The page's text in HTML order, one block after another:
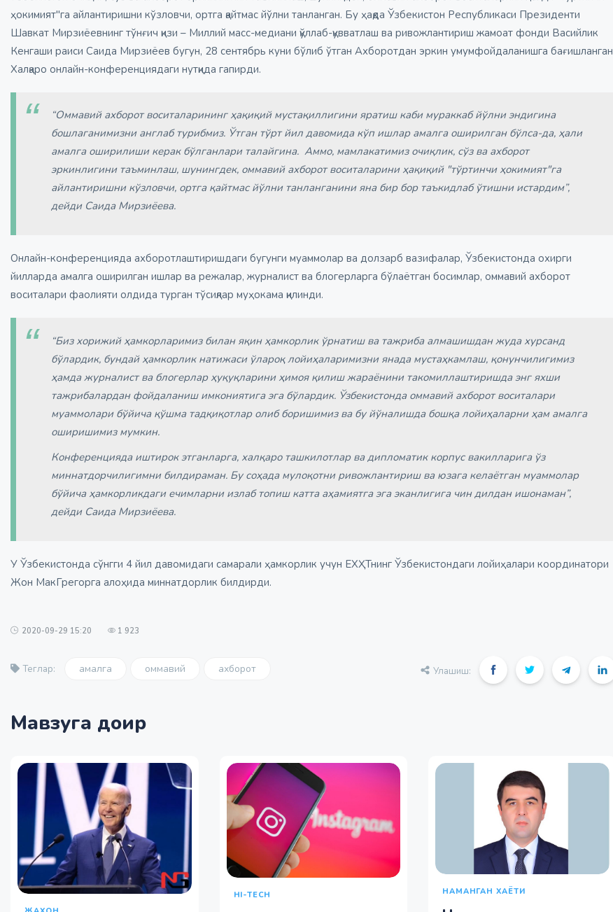
ҳокимият"га айлантиришни кўзловчи, ортга қайтмас йўлни танланган. Бу ҳақда Ўзбекистон Республикаси Президенти
Шавкат Мирзиёевнинг тўнғич қизи – Миллий масс-медиани қўллаб-қувватлаш ва ривожлантириш жамоат фонди Васийлик
Кенгаши раиси Саида Мирзиёев бугун, 28 сентябрь куни бўлиб ўтган Ахборотдан эркин умумфойдаланишга бағишланган
Халқаро онлайн-конференциядаги нутқида гапирди.
“Оммавий ахборот воситаларининг ҳақиқий мустақиллигини яратиш каби мураккаб йўлни эндигина
бошлаганимизни англаб турибмиз. Ўтган тўрт йил давомида кўп ишлар амалга оширилган бўлса-да, ҳали
амалга оширилиши керак бўлганлари талайгина. Аммо, мамлакатимиз очиқлик, сўз ва ахборот
эркинлигини таъминлаш, шунингдек, оммавий ахборот воситаларини ҳақиқий "тўртинчи ҳокимият"га
айлантиришни кўзловчи, ортга қайтмас йўлни танланганини яна бир бор таъкидлаб ўтишни истардим”,
дейди Саида Мирзиёева.
Онлайн-конференцияда ахборотлаштиришдаги бугунги муаммолар ва долзарб вазифалар, Ўзбекистонда охирги
йилларда амалга оширилган ишлар ва режалар, журналист ва блогерларга бўлаётган босимлар, оммавий ахборот
воситалари фаолияти олдида турган тўсиқлар муҳокама қилинди.
“Биз хорижий ҳамкорларимиз билан яқин ҳамкорлик ўрнатиш ва тажриба алмашишдан жуда хурсанд
бўлардик, бундай ҳамкорлик натижаси ўлароқ лойиҳаларимизни янада мустаҳкамлаш, қонунчилигимиз
ҳамда журналист ва блогерлар ҳуқуқларини ҳимоя қилиш жараёнини такомиллаштиришда энг яхши
тажрибалардан фойдаланиш имкониятига эга бўлардик. Ўзбекистонда оммавий ахборот воситалари
муаммолари бўйича қўшма тадқиқотлар олиб боришимиз ва бу йўналишда бошқа лойиҳаларни ҳам амалга
оширишимиз мумкин.
Конференцияда иштирок этганларга, халқаро ташкилотлар ва дипломатик корпус вакилларига ўз
миннатдорчилигимни билдираман. Бу соҳада мулоқотни ривожлантириш ва юзага келаётган муаммолар
бўйича ҳамкорликдаги ечимларни излаб топиш катта аҳамиятга эга эканлигига чин дилдан ишонаман”,
дейди Саида Мирзиёева.
У Ўзбекистонда сўнгги 4 йил давомидаги самарали ҳамкорлик учун ЕХҲТнинг Ўзбекистондаги лойиҳалари координатори
Жон МакГрегорга алоҳида миннатдорлик билдирди.
2020-09-29 15:20 1 923
Теглар: амалга оммавий ахборот Улашиш:
Мавзуга доир
HI-TECH НАМАНГАН ХАЁТИ